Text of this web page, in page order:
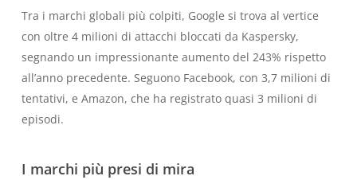
Tra i marchi globali più colpiti, Google si trova al vertice
con oltre 4 milioni di attacchi bloccati da Kaspersky,
segnando un impressionante aumento del 243% rispetto
all’anno precedente. Seguono Facebook, con 3,7 milioni di
tentativi, e Amazon, che ha registrato quasi 3 milioni di
episodi.
I marchi più presi di mira